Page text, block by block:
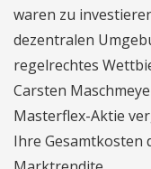
waren zu
dezentralen
regelrechtes
Carsten
Masterflex-Aktie
Ihre Gesamtkosten